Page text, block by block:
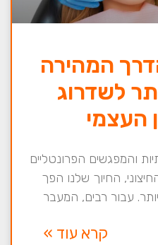
המהירה
לשדרוג
העצמי
והמפגשים הפרונטליים
החיוך שלנו הפך
עבור רבים, המעבר
קרא עוד »